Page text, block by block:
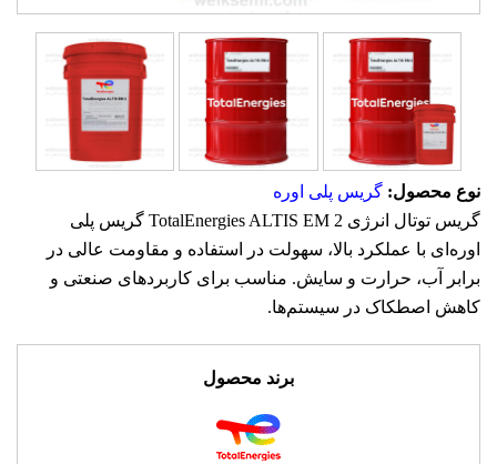
نوع محصول: گریس پلی اوره
گریس توتال انرژی TotalEnergies ALTIS EM 2 گریس پلی
اوره‌ای با عملکرد بالا، سهولت در استفاده و مقاومت عالی در
برابر آب، حرارت و سایش. مناسب برای کاربردهای صنعتی و
کاهش اصطکاک در سیستم‌ها.
برند محصول